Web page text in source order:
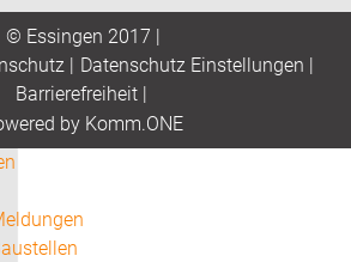
© Essingen 2017 |
| Datenschutz Einstellungen |
Barrierefreiheit|
by Komm.ONE